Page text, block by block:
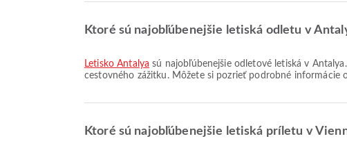
Ktoré sú najobľúbenejšie letiská odletu v
Letisko Antalya sú najobľúbenejšie odletové letiská v
cestovného zážitku. Môžete si pozrieť podrobné informácie
Ktoré sú najobľúbenejšie letiská príletu v